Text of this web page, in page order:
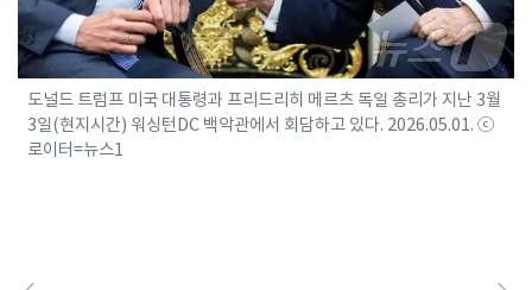
도널드 트럼프 미국 대통령과 프리드리히 메르츠 독일 총리가 지난 3월
3일(현지시간) 워싱턴DC 백악관에서 회담하고 있다. 2026.05.01. ⓒ
로이터=뉴스1